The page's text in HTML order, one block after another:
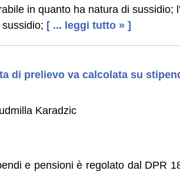
in quanto ha natura di sussidio;
[ ... leggi tutto » ]
di prelievo va calcolata su
Karadzic
e pensioni è regolato dal DPR